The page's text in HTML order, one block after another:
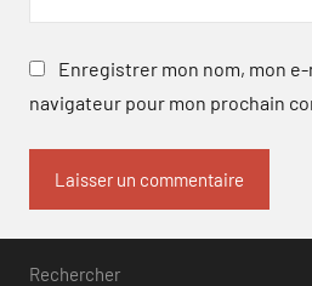
Enregistrer mon nom, mon
navigateur pour mon prochain
Rechercher